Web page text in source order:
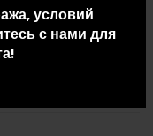
условий
с нами для